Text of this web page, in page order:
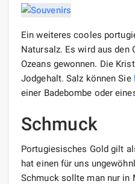
Ein weiteres cooles
Natursalz. Es wird aus den
Ozeans gewonnen. Die
Jodgehalt. Salz können Sie
einer Badebombe oder
Schmuck
Portugiesisches Gold gilt
hat einen für uns
Schmuck sollte man nur in